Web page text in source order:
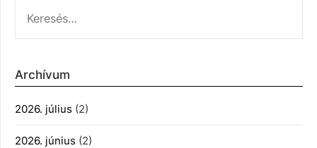
Archívum
2026. július (2)
2026. június (2)